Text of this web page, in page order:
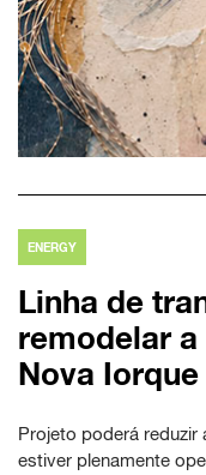
ENERGY
Linha de
remodelar
Nova
Projeto poderá
estiver plenamente